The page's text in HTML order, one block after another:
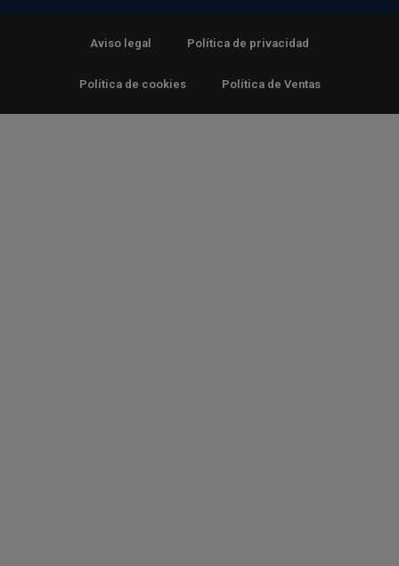
Aviso legal Política de privacidad
Política de cookies Política de Ventas